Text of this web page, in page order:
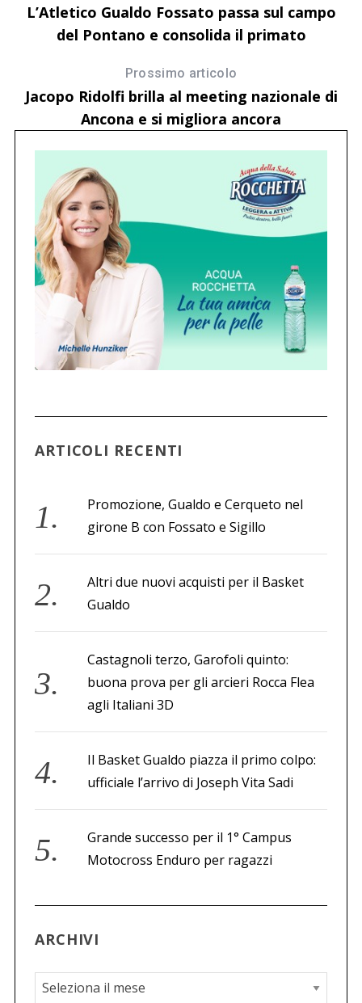
L’Atletico Gualdo Fossato passa sul campo
del Pontano e consolida il primato
Prossimo articolo
Jacopo Ridolfi brilla al meeting nazionale di
Ancona e si migliora ancora
ARTICOLI RECENTI
Promozione, Gualdo e Cerqueto nel
girone B con Fossato e Sigillo
Altri due nuovi acquisti per il Basket
Gualdo
Castagnoli terzo, Garofoli quinto:
buona prova per gli arcieri Rocca Flea
agli Italiani 3D
Il Basket Gualdo piazza il primo colpo:
ufficiale l’arrivo di Joseph Vita Sadi
Grande successo per il 1° Campus
Motocross Enduro per ragazzi
ARCHIVI
A